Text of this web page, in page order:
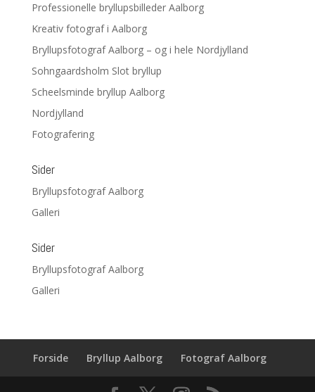
Professionelle bryllupsbilleder Aalborg
Kreativ fotograf i Aalborg
Bryllupsfotograf Aalborg – og i hele Nordjylland
Sohngaardsholm Slot bryllup
Scheelsminde bryllup Aalborg
Nordjylland
Fotografering
Sider
Bryllupsfotograf Aalborg
Galleri
Sider
Bryllupsfotograf Aalborg
Galleri
Forside Bryllup Aalborg Fotograf Aalborg